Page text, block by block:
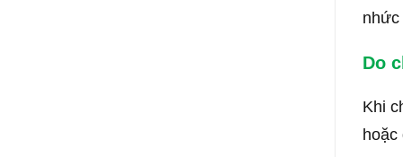
nhức
Do
Khi
hoặc